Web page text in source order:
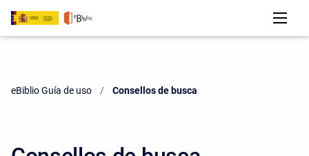
eBiblio Guía de uso Current:
Consellos de busca